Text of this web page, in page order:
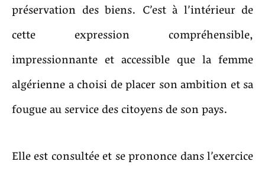
préservation des biens. C’est à l’intérieur de
cette expression compréhensible,
impressionnante et accessible que la femme
algérienne a choisi de placer son ambition et sa
fougue au service des citoyens de son pays.
Elle est consultée et se prononce dans l’exercice